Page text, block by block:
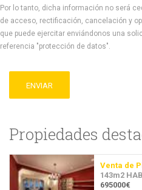
Por lo tanto, dicha información no será
de acceso, rectificación, cancelación y
que puede ejercitar enviándonos una
referencia "protección de datos".
ENVIAR
Propiedades
Venta de
143m2
695000€